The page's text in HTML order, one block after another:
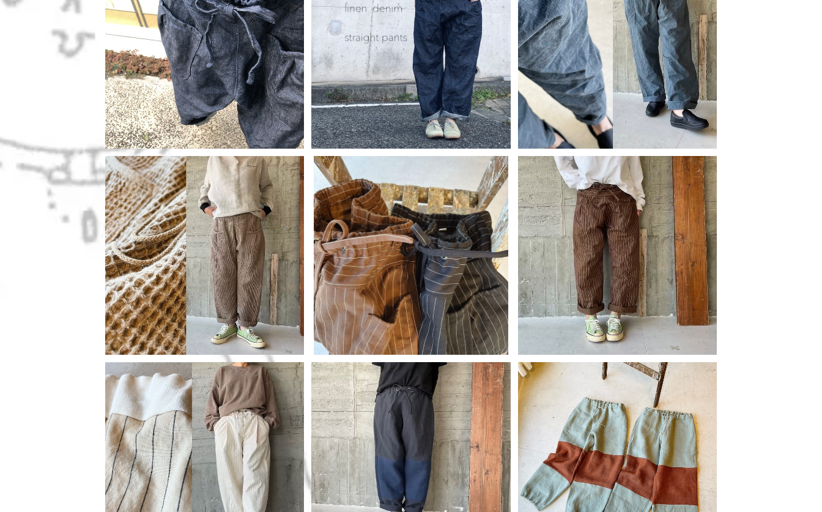
linenデニム＊サルエルパンツ
¥18,700
linenデニム＊ストレートパンツ
¥18,700
ヴィンテージ感素材＊ストレートパンツ
¥15,950
linen・cotton＊ワッフルストレートパンツ
¥16,280
natural blackピンライン＊cottonストレー
トパンツ
¥15,950
brownピンライン＊cottonストレートパンツ
¥15,950
cotton：konare パンツ
¥15,400
linen＊2colorが可愛い ストレートパンツ
¥15,950
バイカラーlinenPT no.02
¥15,950